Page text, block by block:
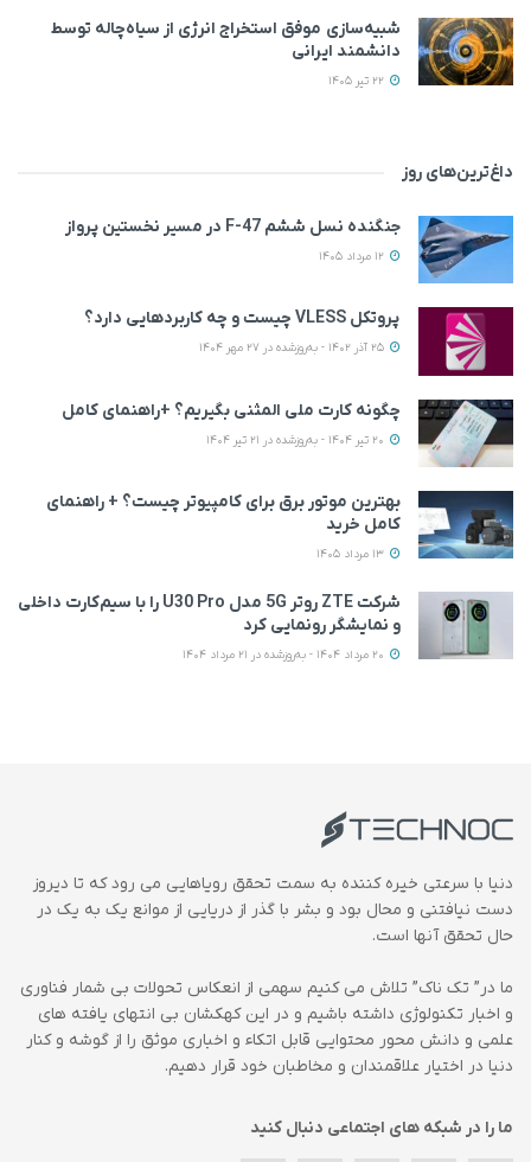
شبیه‌سازی موفق استخراج انرژی از سیاه‌چاله توسط
دانشمند ایرانی
داغ‌ترین‌های روز
جنگنده نسل ششم F-47 در مسیر نخستین پرواز
پروتکل VLESS چیست و چه کاربردهایی دارد؟
چگونه کارت ملی المثنی بگیریم؟ +راهنمای کامل
بهترین موتور برق برای کامپیوتر چیست؟ + راهنمای
کامل خرید
شرکت ZTE روتر 5G مدل U30 Pro را با سیم‌کارت داخلی
و نمایشگر رونمایی کرد
دنیا با سرعتی خیره کننده به سمت تحقق رویاهایی می رود که تا دیروز
دست نیافتنی و محال بود و بشر با گذر از دریایی از موانع یک به یک در
حال تحقق آنها است.
ما در” تک ناک” تلاش می کنیم سهمی از انعکاس تحولات بی شمار فناوری
و اخبار تکنولوژی داشته باشیم و در این کهکشان بی انتهای یافته های
علمی و دانش محور محتوایی قابل اتکاء و اخباری موثق را از گوشه و کنار
دنیا در اختیار علاقمندان و مخاطبان خود قرار دهیم.
ما را در شبکه های اجتماعی دنبال کنید